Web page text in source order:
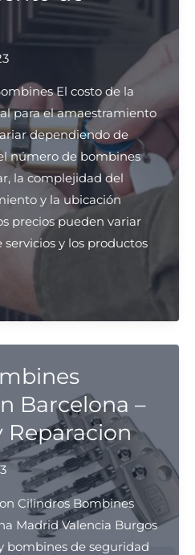
El costo de la
para el amaestramiento
dependiendo de
número de bombines
la complejidad del
y la ubicación
precios pueden variar
y los productos
Barcelona –
Reparacion
Cilindros Bombines
Madrid Valencia Burgos
bombines de seguridad